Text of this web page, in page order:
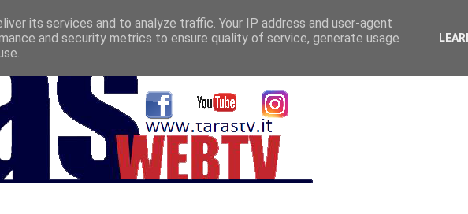
its services and to analyze traffic. Your IP address and user-agent
and security metrics to ensure quality of service, generate usage